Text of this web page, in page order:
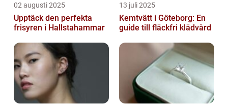
02 augusti 2025
Upptäck den perfekta
frisyren i Hallstahammar
13 juli 2025
Kemtvätt i Göteborg: En
guide till fläckfri klädvård